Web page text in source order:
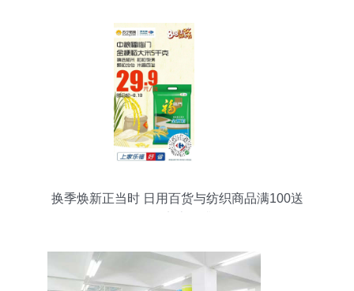
换季焕新正当时 日用百货与纺织商品满100送